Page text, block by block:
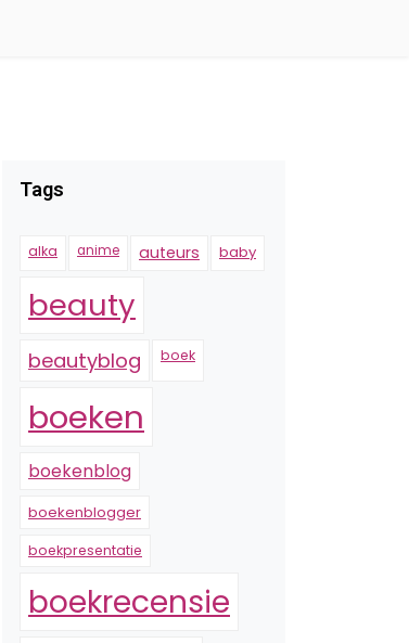
Tags
alka anime auteurs baby
beauty
beautyblog boek
boeken
boekenblog
boekenblogger
boekpresentatie
boekrecensie